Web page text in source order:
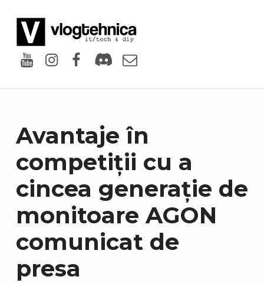
YoutubeInstagram
Facebook
DiscordEmail
Avantaje în
competiții cu a
cincea generație de
monitoare AGON
comunicat de
presa